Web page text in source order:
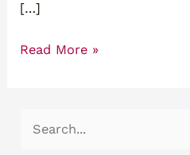
[…]
Das
und
Read More »